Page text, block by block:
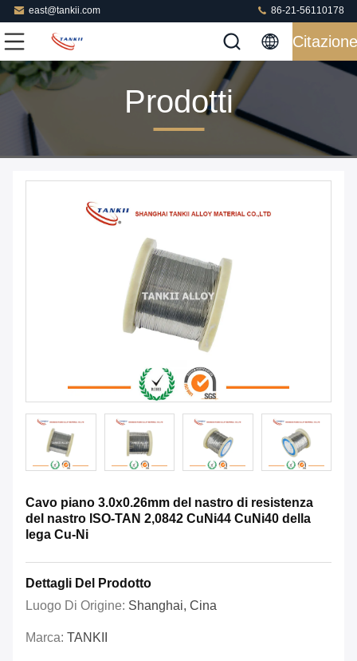
east@tankii.com 86-21-56110178
Citazione
Prodotti
Cavo piano 3.0x0.26mm del nastro di resistenza
del nastro ISO-TAN 2,0842 CuNi44 CuNi40 della
lega Cu-Ni
Dettagli Del Prodotto
Luogo Di Origine: Shanghai, Cina
Marca: TANKII